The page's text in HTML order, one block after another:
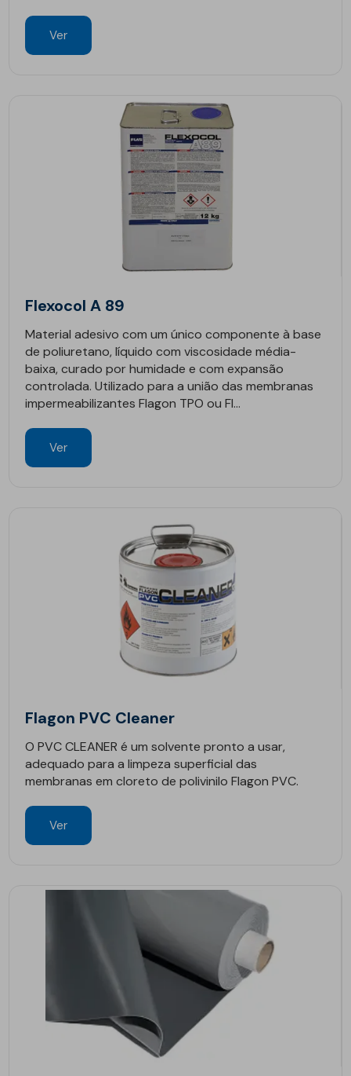
Ver
Flexocol A 89
Material adesivo com um único componente à base
de poliuretano, líquido com viscosidade média-
baixa, curado por humidade e com expansão
controlada. Utilizado para a união das membranas
impermeabilizantes Flagon TPO ou Fl...
Ver
Flagon PVC Cleaner
O PVC CLEANER é um solvente pronto a usar,
adequado para a limpeza superficial das
membranas em cloreto de polivinilo Flagon PVC.
Ver